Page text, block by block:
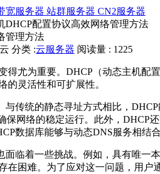
宽服务器 站群服务器 CN2服务器
DHCP配置协议高效网络管理方法
管理方法
分类 :云服务器 阅读量 : 1225
得尤为重要。DHCP（动态主机配
的灵活性和可扩展性。
与传统的静态寻址方式相比，
保网络的稳定运行。此外，DHCP
数据库能够与动态DNS服务相结
面临着一些挑战。例如，具有唯一
困难。为了应对这一问题，用户